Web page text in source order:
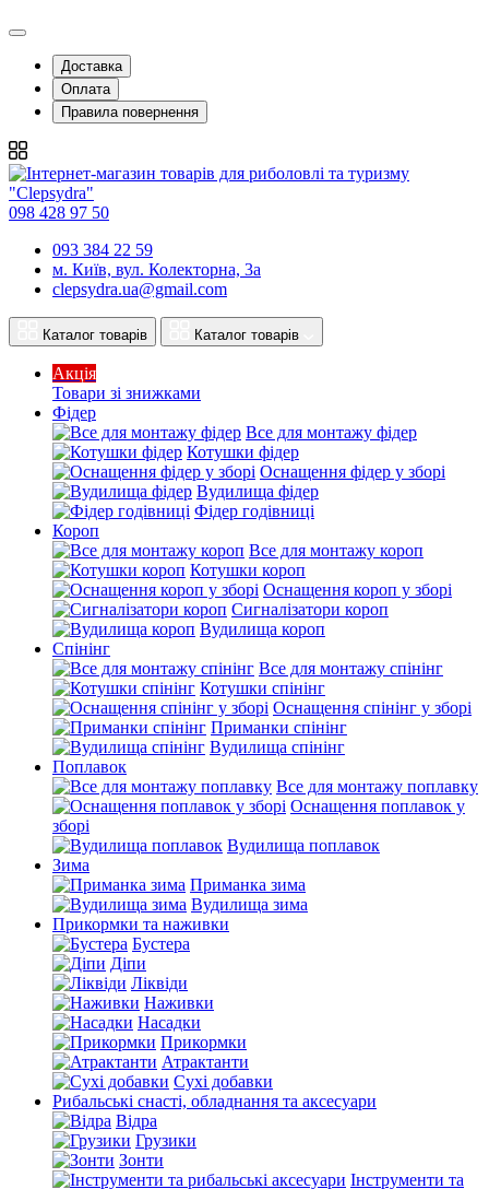
Доставка
Оплата
Правила повернення
098 428 97 50
093 384 22 59
м. Київ, вул. Колекторна, 3а
clepsydra.ua@gmail.com
Каталог товарів Каталог товарів
Акція
Товари зі знижками
Фідер
Все для монтажу фідер
Котушки фідер
Оснащення фідер у зборі
Вудилища фідер
Фідер годівниці
Короп
Все для монтажу короп
Котушки короп
Оснащення короп у зборі
Сигналізатори короп
Вудилища короп
Спінінг
Все для монтажу спінінг
Котушки спінінг
Оснащення спінінг у зборі
Приманки спінінг
Вудилища спінінг
Поплавок
Все для монтажу поплавку
Оснащення поплавок у
зборі
Вудилища поплавок
Зима
Приманка зима
Вудилища зима
Прикормки та наживки
Бустера
Діпи
Ліквіди
Наживки
Насадки
Прикормки
Атрактанти
Сухі добавки
Рибальські снасті, обладнання та аксесуари
Відра
Грузики
Зонти
Інструменти та